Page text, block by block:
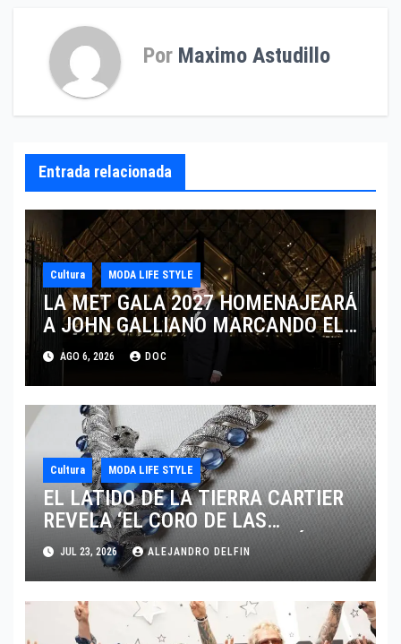
Por Maximo Astudillo
Entrada relacionada
Cultura MODA LIFE STYLE
LA MET GALA 2027 HOMENAJEARÁ
A JOHN GALLIANO MARCANDO EL
REGRESO DEL REY DEL
DRAMATISMO
AGO 6, 2026 DOC
Cultura MODA LIFE STYLE
EL LATIDO DE LA TIERRA CARTIER
REVELA ‘EL CORO DE LAS
PIEDRAS’, SU NUEVA SINFONÍA DE
ALTA JOYERÍA
JUL 23, 2026 ALEJANDRO DELFIN